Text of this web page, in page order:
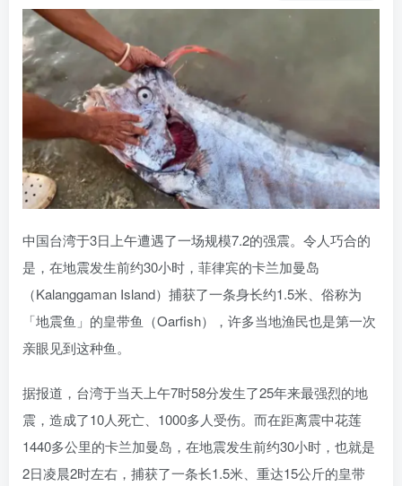
中国台湾于3日上午遭遇了一场规模7.2的强震。令人巧合的
是，在地震发生前约30小时，菲律宾的卡兰加曼岛
（Kalanggaman Island）捕获了一条身长约1.5米、俗称为
「地震鱼」的皇带鱼（Oarfish），许多当地渔民也是第一次
亲眼见到这种鱼。
据报道，台湾于当天上午7时58分发生了25年来最强烈的地
震，造成了10人死亡、1000多人受伤。而在距离震中花莲
1440多公里的卡兰加曼岛，在地震发生前约30小时，也就是
2日凌晨2时左右，捕获了一条长1.5米、重达15公斤的皇带